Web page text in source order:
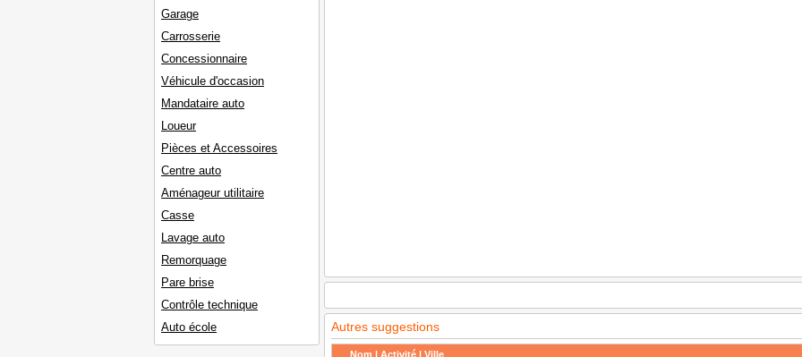
Garage
Carrosserie
Concessionnaire
Véhicule d'occasion
Mandataire auto
Loueur
Pièces et Accessoires
Centre auto
Aménageur utilitaire
Casse
Lavage auto
Remorquage
Pare brise
Contrôle technique
Auto école
Autres suggestions
Nom | Activité | Ville